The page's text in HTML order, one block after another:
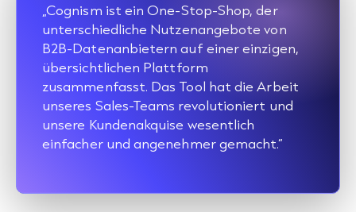
„Cognism ist ein One-Stop-Shop, der
unterschiedliche Nutzenangebote von
B2B-Datenanbietern auf einer einzigen,
übersichtlichen Plattform
zusammenfasst. Das Tool hat die Arbeit
unseres Sales-Teams revolutioniert und
unsere Kundenakquise wesentlich
einfacher und angenehmer gemacht.“